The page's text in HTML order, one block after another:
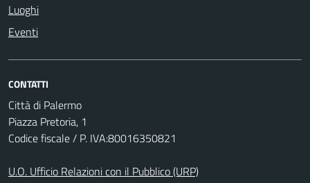
Luoghi
Eventi
CONTATTI
Città di Palermo
Piazza Pretoria, 1
Codice fiscale / P. IVA:80016350821
U.O. Ufficio Relazioni con il Pubblico (URP)